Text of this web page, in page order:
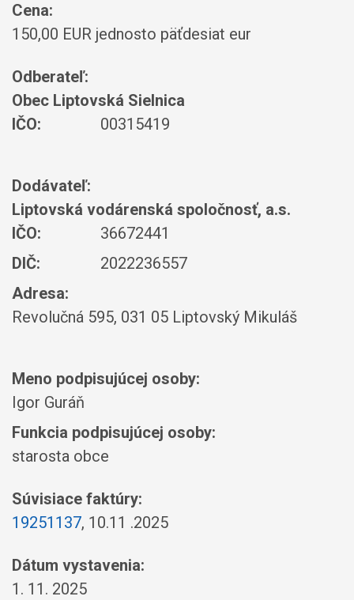
Cena:
150,00 EUR jednosto päťdesiat eur
Odberateľ:
Obec Liptovská Sielnica
IČO:
00315419
Dodávateľ:
Liptovská vodárenská spoločnosť, a.s.
IČO:
36672441
DIČ:
2022236557
Adresa:
Revolučná 595, 031 05 Liptovský Mikuláš
Meno podpisujúcej osoby:
Igor Guráň
Funkcia podpisujúcej osoby:
starosta obce
Súvisiace faktúry:
19251137, 10.11 .2025
Dátum vystavenia:
1. 11. 2025